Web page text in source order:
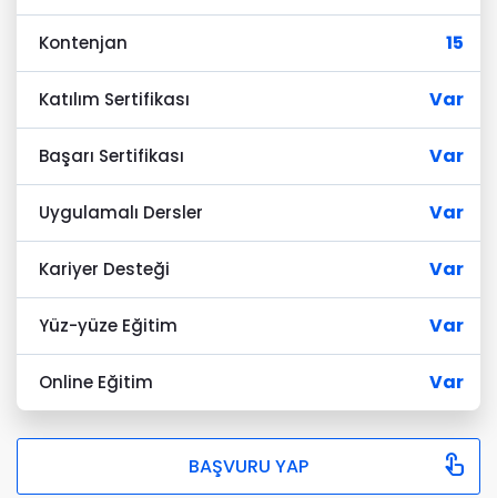
Kontenjan 15
Katılım Sertifikası Var
Başarı Sertifikası Var
Uygulamalı Dersler Var
Kariyer Desteği Var
Yüz-yüze Eğitim Var
Online Eğitim Var
BAŞVURU YAP 